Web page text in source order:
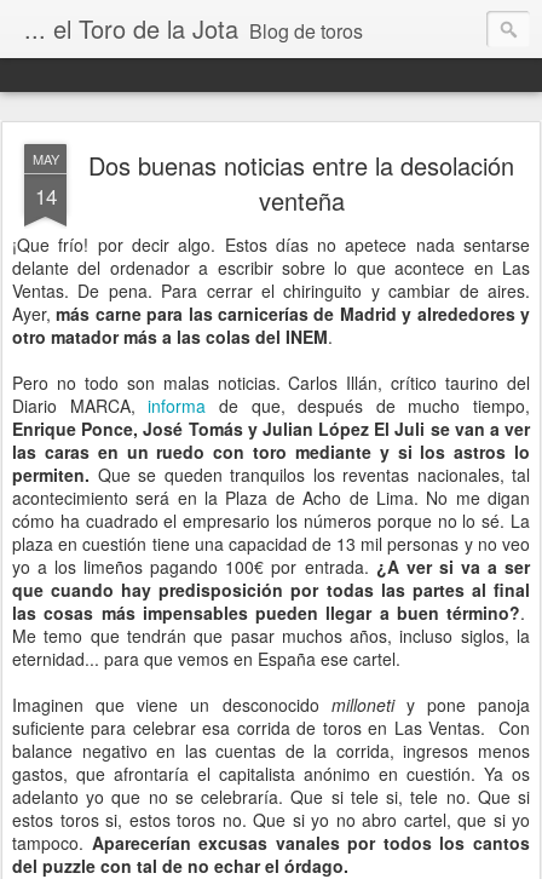
... el Toro de la Jota Blog de toros
MAY
14
Dos buenas noticias entre la desolación
venteña
¡Que frío! por decir algo. Estos días no apetece nada sentarse
delante del ordenador a escribir sobre lo que acontece en Las
Ventas. De pena. Para cerrar el chiringuito y cambiar de aires.
Ayer,más carne para las carnicerías de Madrid y alrededores y
otro matador más a las colas del INEM.
Pero no todo son malas noticias. Carlos Illán, crítico taurino del
Diario MARCA,informa de que, después de mucho tiempo,
Enrique Ponce, José Tomás y Julian López El Juli se van a ver
las caras en un ruedo con toro mediante y si los astros lo
permiten. Que se queden tranquilos los reventas nacionales, tal
acontecimiento será en la Plaza de Acho de Lima. No me digan
cómo ha cuadrado el empresario los números porque no lo sé. La
plaza en cuestión tiene una capacidad de 13 mil personas y no veo
yo a los limeños pagando 100€ por entrada. ¿A ver si va a ser
que cuando hay predisposición por todas las partes al final
las cosas más impensables pueden llegar a buen término?.
Me temo que tendrán que pasar muchos años, incluso siglos, la
eternidad... para que vemos en España ese cartel.
Imaginen que viene un desconocido millonetiy pone panoja
suficiente para celebrar esa corrida de toros en Las Ventas. Con
balance negativo en las cuentas de la corrida, ingresos menos
gastos, que afrontaría el capitalista anónimo en cuestión. Ya os
adelanto yo que no se celebraría. Que si tele si, tele no. Que si
estos toros si, estos toros no. Que si yo no abro cartel, que si yo
tampoco. Aparecerían excusas vanales por todos los cantos
del puzzle con tal de no echar el órdago.